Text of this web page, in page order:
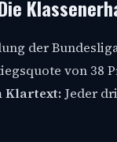
der
von 38
Klartext:Jeder